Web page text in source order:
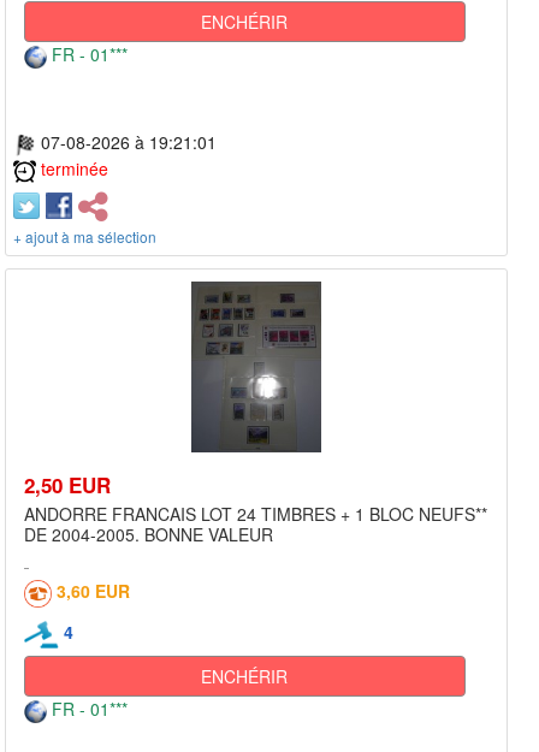
ENCHÉRIR
FR - 01***
07-08-2026 à 19:21:01
terminée
+ ajout à ma sélection
2,50 EUR
ANDORRE FRANCAIS LOT 24 TIMBRES + 1 BLOC NEUFS**
DE 2004-2005. BONNE VALEUR
3,60 EUR
4
ENCHÉRIR
FR - 01***